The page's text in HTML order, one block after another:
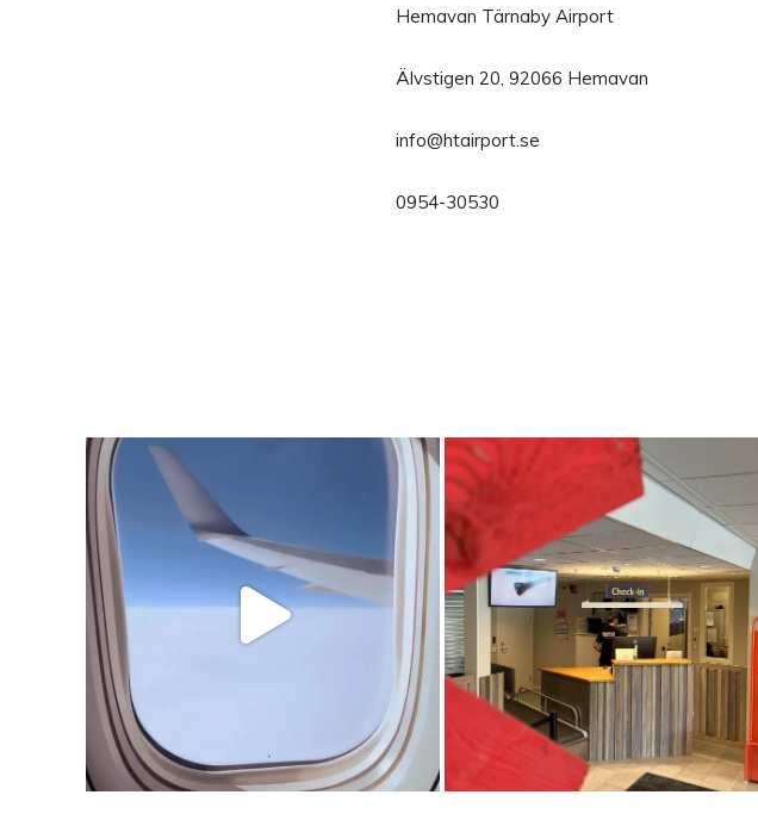
Hemavan Tärnaby Airport
Älvstigen 20, 92066 Hemavan
info@htairport.se
0954-30530